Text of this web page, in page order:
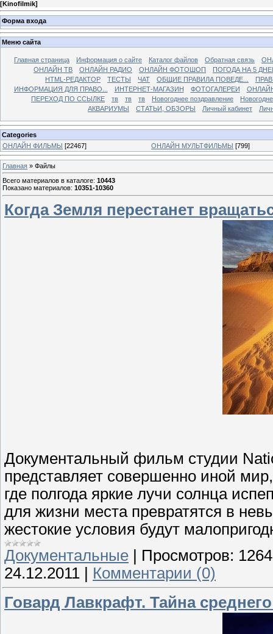
[Kinofilmik]
Форма входа
Меню сайта
Главная страница Информация о сайте Каталог файлов Обратная связь
ОНЛАЙН ТВ
ОНЛАЙН РАДИО ОНЛАЙН ФОТОШОП
ПОГОДА НА 5
HTML-РЕДАКТОР
ТЕСТЫ ЧАТ ОБЩИЕ ПРАВИЛА ПОВЕДЕ...
ИНФОРМАЦИЯ ДЛЯ ПРАВО...
ИНТЕРНЕТ-МАГАЗИН ФОТОГАЛЕРЕИ
ПЕРЕХОД ПО ССЫЛКЕ
тв тв тв Новогоднее поздравление
АКВАРИУМЫ
СТАТЬИ, ОБЗОРЫ Личный кабинет
Categories
ОНЛАЙН ФИЛЬМЫ [22467] ОНЛАЙН МУЛЬТФИЛЬМЫ [799]
Главная » Файлы
Всего материалов в каталоге: 10443
Показано материалов: 10351-10360
Когда Земля перестанет
Документальный фильм студии
представляет совершенно иной
где полгода яркие лучи солнца
для жизни места превратятся в
жестокие условия будут
Документальные
Просмотров: 1264
24.12.2011
Комментарии (0)
Говард Лавкрафт. Тайна